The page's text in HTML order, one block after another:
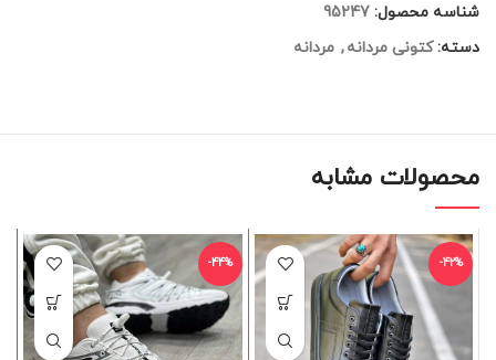
شناسه محصول: 95247
دسته: کتونی مردانه, مردانه
محصولات مشابه
-42%
-44%